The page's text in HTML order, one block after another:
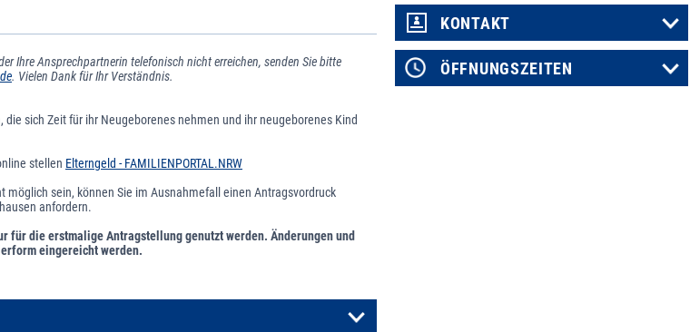
Ihre Ansprechpartnerin telefonisch nicht erreichen, senden Sie bitte
. Vielen Dank für Ihr Verständnis.
sich Zeit für ihr Neugeborenes nehmen und ihr neugeborenes Kind
stellen Elterngeld - FAMILIENPORTAL.NRW
möglich sein, können Sie im Ausnahmefall einen Antragsvordruck
anfordern.
für die erstmalige Antragstellung genutzt werden. Änderungen und
eingereicht werden.
KONTAKT
ÖFFNUNGSZEITEN